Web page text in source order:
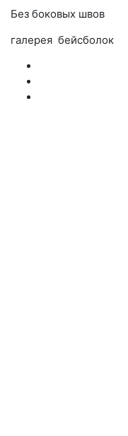
Без боковых швов
галерея бейсболок